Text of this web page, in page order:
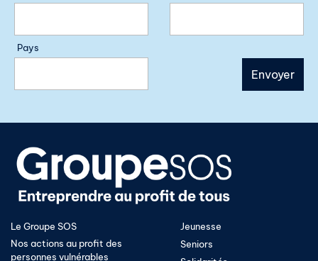
Pays
Le Groupe SOS
Nos actions au profit des
personnes vulnérables
Jeunesse
Seniors